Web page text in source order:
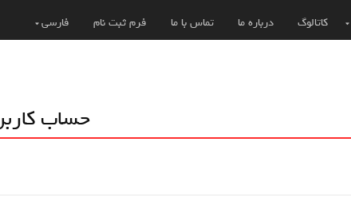
کاتالوگ درباره ما تماس با ما فرم ثبت نام فارسی
حساب